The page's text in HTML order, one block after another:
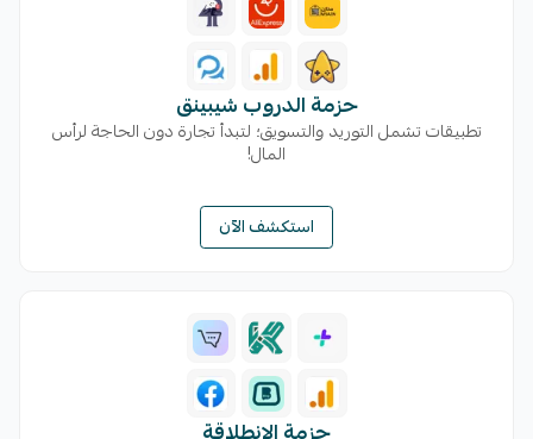
حزمة الدروب شيبينق
تطبيقات تشمل التوريد والتسويق؛ لتبدأ تجارة دون الحاجة لرأس
المال!
استكشف الآن